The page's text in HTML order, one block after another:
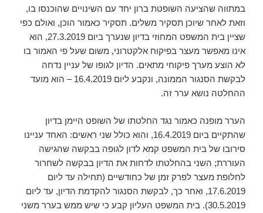
במתווה שהציעה השופטת ברון יחד עם השינויים שהוכנסו בו,
וזאת לאחר שיוכן תסקיר משלים. תסקיר כאמור הוכן, ואולם כפי
שציין בית המשפט המחוזי בדיון שנערך ביום 27.3.2019, הוא
אינו מאפשר מעצר בפיקוח אלקטרוני, משום שעל פי האמור בו
לא הוצע מערך פיקוחי מתאים. הדיון לגופו של עניין נדחה
לבקשת הסנגור הממונה, ונקבע ליום 16.4.2019 – הוא מועד
ההחלטה נושא ערר זה.
הערר מופנה כאמור נגד החלטתו של השופט היימן בדיון
שהתקיים ביום 16.4.2019, והוא כולל שני ראשים: האחד עניינו
סירובו של בית המשפט קמא לדון לגופה בבקשה שהגישה
העוררת; השני בהחלטתו לדחות את הדיון בבקשה לשחרור
לחלופת מעצר לפרק זמן של כחודשיים (תחילה עד ליום
17.6.2019, ואחר כך, לבקשת הסנגור להקדמת הדיון, עד ליום
30.5.2019). בית המשפט העליון קבע כי שיש ממש בערר משני